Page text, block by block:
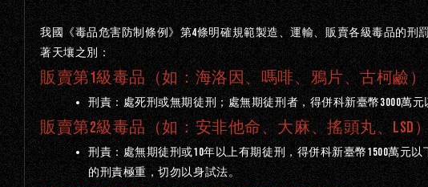
我國《毒品危害防制條例》第4條明確規範製造、運輸、販賣各級毒品的刑
著天壤之別：
販賣第1級毒品（如：海洛因、嗎啡、鴉片、古柯鹼）
刑責：處死刑或無期徒刑；處無期徒刑者，得併科新臺幣3000萬元
販賣第2級毒品（如：安非他命、大麻、搖頭丸、LSD）
刑責：處無期徒刑或10年以上有期徒刑，得併科新臺幣 1500萬元以
的刑責極重，切勿以身試法。